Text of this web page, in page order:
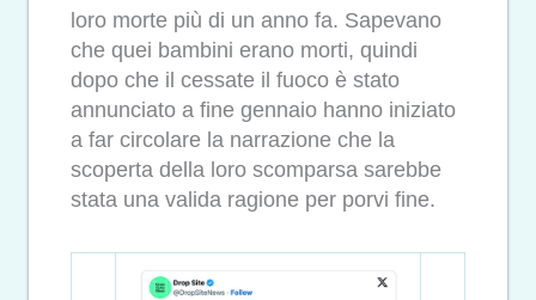
loro morte più di un anno fa. Sapevano
che quei bambini erano morti, quindi
dopo che il cessate il fuoco è stato
annunciato a fine gennaio hanno iniziato
a far circolare la narrazione che la
scoperta della loro scomparsa sarebbe
stata una valida ragione per porvi fine.